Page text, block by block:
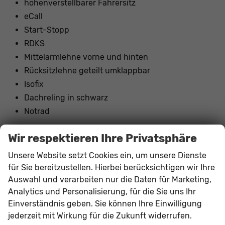
höhenverstellbarer Fahrersitz
eCall
Start-Stopp
RDKS
Mittelarmlehne vorne und hinten
Rücksitzlehne geteilt umklappbar
Isofix
Dachreling in schwarz
Notrad
Innen
Armlehnen
Mittelarmlehne, Vorne und hinten
Fensterheber
elektrisch 4-fach
Gepäckraumabtrennung
vorhanden
Klimatisierung
Lenkrad
in Leder, höhenverstellbar, mit Multifunktionen, mit
Wir respektieren Ihre Privatsphäre
Unsere Website setzt Cookies ein, um unsere Dienste
für Sie bereitzustellen. Hierbei berücksichtigen wir Ihre
Auswahl und verarbeiten nur die Daten für Marketing,
Analytics und Personalisierung, für die Sie uns Ihr
Einverständnis geben. Sie können Ihre Einwilligung
jederzeit mit Wirkung für die Zukunft widerrufen.